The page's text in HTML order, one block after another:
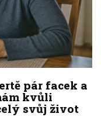
pár facek a
kvůli
svůj život